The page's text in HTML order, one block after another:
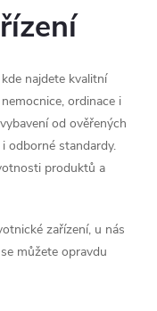
najdete kvalitní
ordinace i
od ověřených
odborné standardy.
produktů a
zařízení, u nás
můžete opravdu